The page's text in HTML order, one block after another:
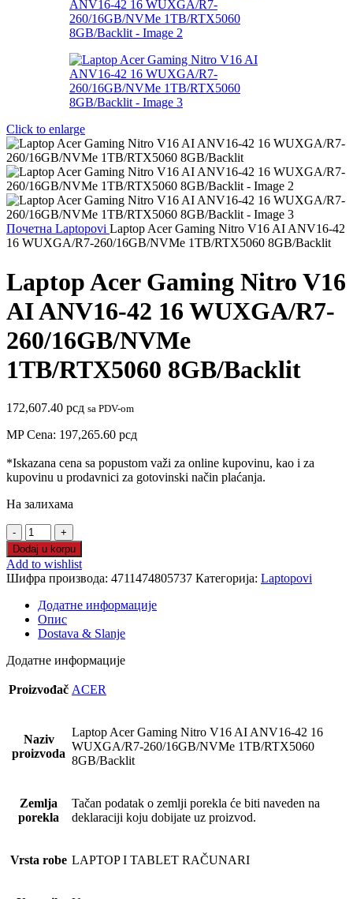
Click to enlarge
Почетна Laptopovi Laptop Acer Gaming Nitro V16 AI ANV16-42
16 WUXGA/R7-260/16GB/NVMe 1TB/RTX5060 8GB/Backlit
Laptop Acer Gaming Nitro V16
AI ANV16-42 16 WUXGA/R7-
260/16GB/NVMe
1TB/RTX5060 8GB/Backlit
172,607.40 рсд sa PDV-om
MP Cena: 197,265.60 рсд
*Iskazana cena sa popustom važi za online kupovinu, kao i za
kupovinu u prodavnici za gotovinski način plaćanja.
На залихама
Laptop
Acer
Gaming
Nitro
V16
AI
ANV16-
42
WUXGA/R7-
1TB/RTX5060
Dodaj u korpu
Add to wishlist
Шифра производа: 4711474805737 Категорија: Laptopovi
Додатне информације
Опис
Dostava & Slanje
Додатне информације
Proizvođač ACER
Naziv
proizvoda
Laptop Acer Gaming Nitro V16 AI ANV16-42 16
WUXGA/R7-260/16GB/NVMe 1TB/RTX5060
8GB/Backlit
Zemlja
porekla
Tačan podatak o zemlji porekla će biti naveden na
deklaraciji koju dobijate uz proizvod.
Vrsta robe LAPTOP I TABLET RAČUNARI